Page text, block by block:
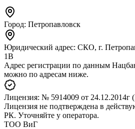
Город: Петропавловск
Юридический адрес: СКО, г.
1В
Адрес регистрации по данным
можно по адресам ниже.
Лицензия: № 5914009 от 24.12.2014г
Лицензия не подтверждена в
РК. Уточняйте у оператора.
ТОО ВиГ